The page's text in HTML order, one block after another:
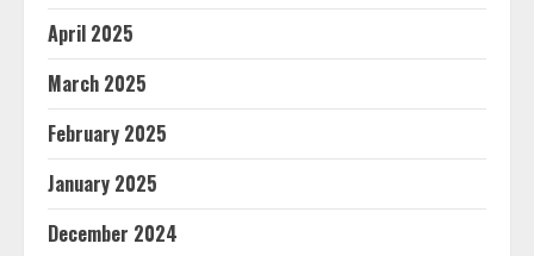
April 2025
March 2025
February 2025
January 2025
December 2024